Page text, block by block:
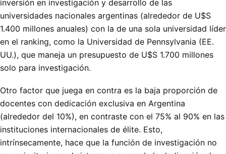
inversión en investigación y desarrollo de las
universidades nacionales argentinas (alrededor de U$S
1.400 millones anuales) con la de una sola universidad líder
en el ranking, como la Universidad de Pennsylvania (EE.
UU.), que maneja un presupuesto de U$S 1.700 millones
solo para investigación.
Otro factor que juega en contra es la baja proporción de
docentes con dedicación exclusiva en Argentina
(alrededor del 10%), en contraste con el 75% al 90% en las
instituciones internacionales de élite. Esto,
intrínsecamente, hace que la función de investigación no